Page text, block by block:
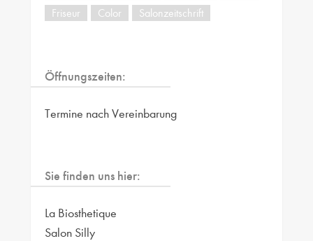
Friseur
Color Salonzeitschrift
Öffnungszeiten:
Termine nach Vereinbarung
Sie finden uns hier:
La Biosthetique
Salon Silly